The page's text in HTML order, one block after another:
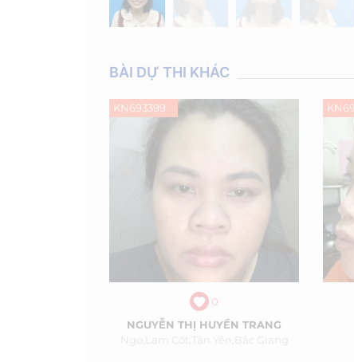
BÀI DỰ THI KHÁC
KN693399
0
NGUYỄN THỊ HUYỀN TRANG
Ngo,lam Cốt,tân Yên,bắc Giang